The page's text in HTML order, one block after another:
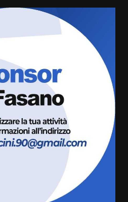
ferito a colpi di arma
2026 18:13
continua il piano
straordinarie del
di Fasano